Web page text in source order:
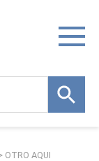
OTRO AQUI